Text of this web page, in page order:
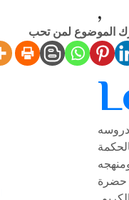
,
الموضوع لمن تحب
دروسه
حضرة